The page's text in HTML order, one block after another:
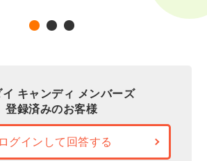
キャンディ メンバーズ
登録済みのお客様
ログインして回答する